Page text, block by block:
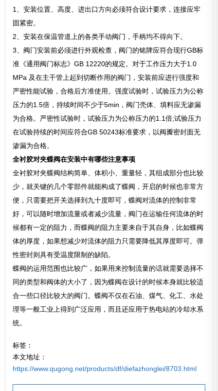
1、安装位置、高度、进出口方向必须符合设计要求，连接应牢
固紧密。
2、安装在保温管道上的各类手动阀门，手柄均不得向下。
3、阀门安装前必须进行外观检查，阀门的铭牌应符合现行GB标
准《通用阀门标志》GB 12220的规定。对于工作压力大于1.0
MPa 及在主干管上起到切断作用的阀门，安装前应进行强度和
严密性能试验，合格后方准使用。强度试验时，试验压力为公称
压力的1.5倍，持续时间不少于5min，阀门壳体、填料应无渗漏
为合格。严密性试验时，试验压力为公称压力的1.1倍;试验压力
在试验持续的时间应符合GB 50243标准要求，以阀瓣密封面无
渗漏为合格。
全衬胶对夹蝶阀在安装中有哪些注意事项
全衬胶对夹蝶阀结构简单、体积小、重量轻，其组成部分也比较
少，就关键的几个零部件就能构成了蝶阀，开启的时候也非常方
便，只需要把开关选择到九十度即可，蝶阀对流体的控制非常
好，可以随时增加流量或者减少流量，阀门在运输任何流体的时
候都有一定的阻力，而蝶阀的阻力主要来自于其自身，比如蝶阀
体的厚度，如果想减少对流体的阻力只需要降低其厚度即可。弹
性密封则具有受温度限制的缺陷。
蝶阀的运用范围也比较广，如果用来控制流量的话就需要选择不
同的类型和阀体的大小了，因为蝶阀在设计的时候本身就比较适
合一些口径比较大的阀门。蝶阀不仅在石油、煤气、化工、水处
理等一般工业上得到广泛应用，而且还应用于热电站的冷却水系
统。
标签：
本文地址：
https://www.qugong.net/products/df/diefazhonglei/8703.html